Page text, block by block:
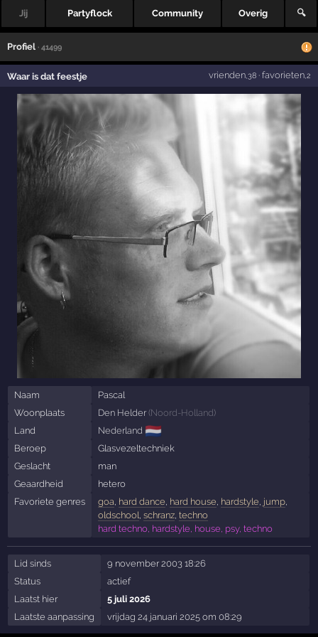
Jij Partyflock Community Overig 🔍
Profiel · 41499
Waar is dat feestje vrienden,38· favorieten,2
Naam
Pascal
Woonplaats
Den Helder (Noord-Holland)
Land
Nederland 🇳🇱
Beroep
Glasvezeltechniek
Geslacht
man
Geaardheid
hetero
Favoriete genres
goa, hard dance, hard house, hardstyle, jump,
oldschool, schranz, techno
hard techno, hardstyle, house, psy, techno
Lid sinds
9 november 2003 18:26
Status
actief
Laatst hier
5 juli 2026
Laatste aanpassing
vrijdag 24 januari 2025 om 08:29